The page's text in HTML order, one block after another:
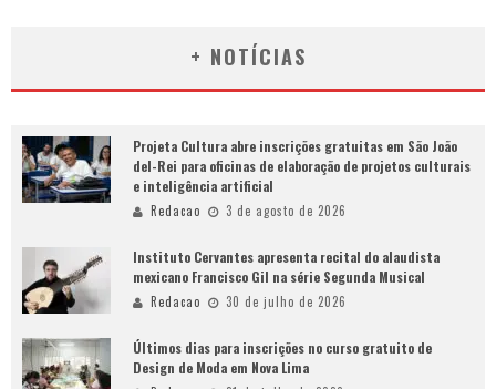
+ NOTÍCIAS
Projeta Cultura abre inscrições gratuitas em São João
del-Rei para oficinas de elaboração de projetos culturais
e inteligência artificial
Redacao 3 de agosto de 2026
Instituto Cervantes apresenta recital do alaudista
mexicano Francisco Gil na série Segunda Musical
Redacao 30 de julho de 2026
Últimos dias para inscrições no curso gratuito de
Design de Moda em Nova Lima